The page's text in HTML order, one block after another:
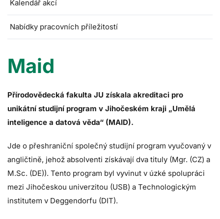
Kalendář akcí
Nabídky pracovních příležitostí
Maid
Přírodovědecká fakulta JU získala akreditaci pro
unikátní studijní program v Jihočeském kraji „Umělá
inteligence a datová věda“ (MAID).
Jde o přeshraniční společný studijní program vyučovaný v
angličtině, jehož absolventi získávají dva tituly (Mgr. (CZ) a
M.Sc. (DE)). Tento program byl vyvinut v úzké spolupráci
mezi Jihočeskou univerzitou (USB) a Technologickým
institutem v Deggendorfu (DIT).